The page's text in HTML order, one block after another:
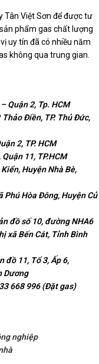
Tân Việt Sơn để được tư
phẩm gas chất lượng
uy tín đã có nhiều năm
không qua trung gian.
Quận 2, Tp. HCM
Thảo Điền, TP. Thủ Đức,
2, TP. HCM
11, TP.HCM
Huyện Nhà Bè,
Phú Hòa Đông, Huyện Củ
đồ số 10, đường NHA6
xã Bến Cát, Tỉnh Bình
đồ 11, Tổ 3, Ấp 6,
Dương
668 996 (Đặt gas)
nghiệp